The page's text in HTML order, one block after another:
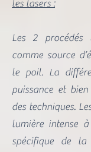
les lasers :
Les 2 procédés
comme source
le poil. La
puissance et
des techniques.
lumière intense
spécifique de la